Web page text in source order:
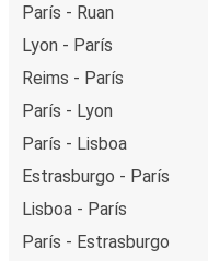
París - Ruan
Lyon - París
Reims - París
París - Lyon
París - Lisboa
Estrasburgo - París
Lisboa - París
París - Estrasburgo